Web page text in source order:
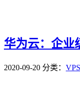
华为云：企业
2020-09-20 分类：